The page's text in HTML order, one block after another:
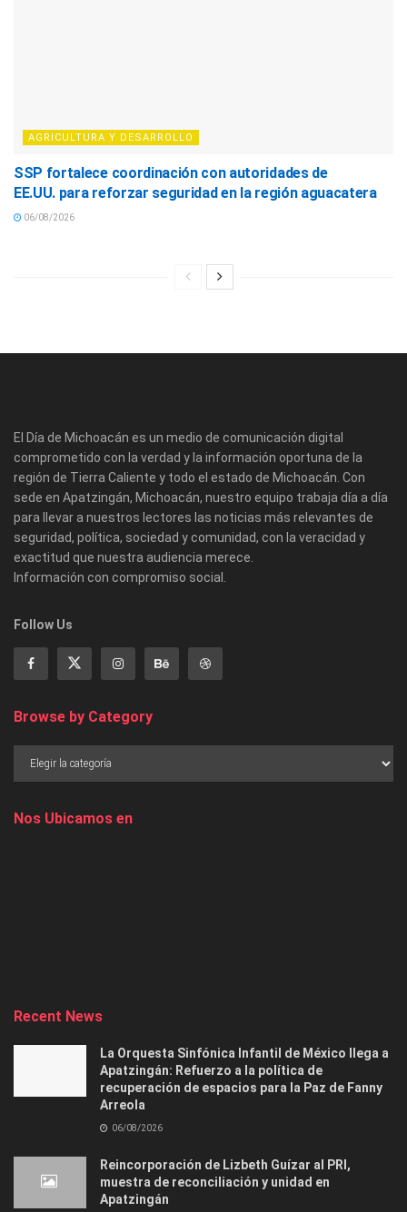
AGRICULTURA Y DESARROLLO
SSP fortalece coordinación con autoridades de
EE.UU. para reforzar seguridad en la región aguacatera
06/08/2026
El Día de Michoacán es un medio de comunicación digital
comprometido con la verdad y la información oportuna de la
región de Tierra Caliente y todo el estado de Michoacán. Con
sede en Apatzingán, Michoacán, nuestro equipo trabaja día a día
para llevar a nuestros lectores las noticias más relevantes de
seguridad, política, sociedad y comunidad, con la veracidad y
exactitud que nuestra audiencia merece.
Información con compromiso social.
Follow Us
Browse by Category
Nos Ubicamos en
Recent News
La Orquesta Sinfónica Infantil de México llega a
Apatzingán: Refuerzo a la política de
recuperación de espacios para la Paz de Fanny
Arreola
06/08/2026
Reincorporación de Lizbeth Guízar al PRI,
muestra de reconciliación y unidad en
Apatzingán